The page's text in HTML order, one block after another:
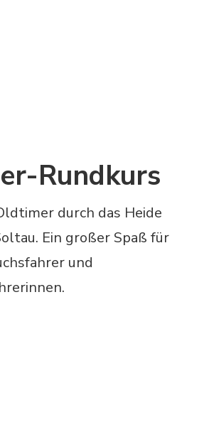
Rundkurs
durch das Heide
Ein großer Spaß für
und